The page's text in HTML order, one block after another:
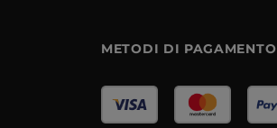
METODI DI PAGAMENTO